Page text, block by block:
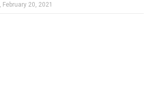
February 20, 2021